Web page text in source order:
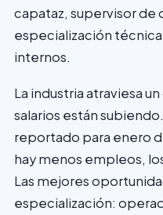
capataz, supervisor de
especialización técnica
internos.
La industria atraviesa
salarios están
reportado para enero
hay menos empleos,
Las mejores
especialización: